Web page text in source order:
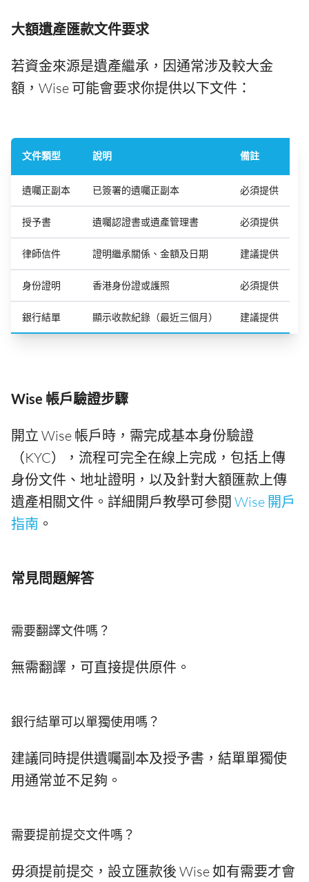
大額遺產匯款文件要求
若資金來源是遺產繼承，因通常涉及較大金
額，Wise 可能會要求你提供以下文件：
文件類型 說明 備註
遺囑正副本 已簽署的遺囑正副本 必須提供
授予書 遺囑認證書或遺產管理書 必須提供
律師信件 證明繼承關係、金額及日期 建議提供
身份證明 香港身份證或護照 必須提供
銀行結單 顯示收款紀錄（最近三個月） 建議提供
Wise 帳戶驗證步驟
開立 Wise 帳戶時，需完成基本身份驗證
（KYC），流程可完全在線上完成，包括上傳
身份文件、地址證明，以及針對大額匯款上傳
遺產相關文件。詳細開戶教學可參閱 Wise 開戶
指南 。
常見問題解答
需要翻譯文件嗎？
無需翻譯，可直接提供原件。
銀行結單可以單獨使用嗎？
建議同時提供遺囑副本及授予書，結單單獨使
用通常並不足夠。
需要提前提交文件嗎？
毋須提前提交，設立匯款後 Wise 如有需要才會